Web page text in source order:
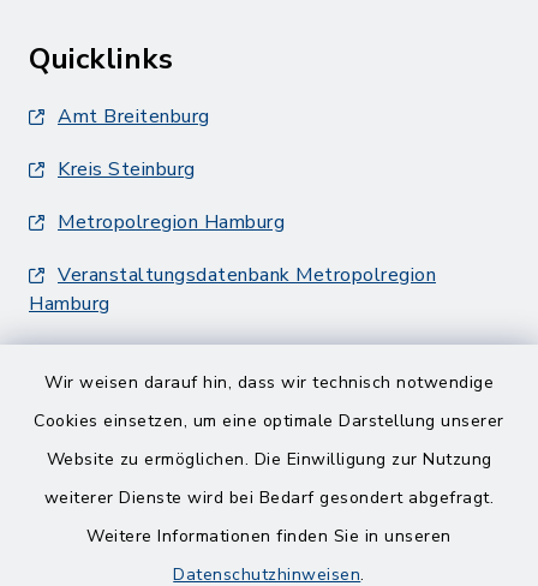
Wir weisen darauf hin, dass wir technisch notwendige
Cookies einsetzen, um eine optimale Darstellung unserer
Website zu ermöglichen. Die Einwilligung zur Nutzung
weiterer Dienste wird bei Bedarf gesondert abgefragt.
Weitere Informationen finden Sie in unseren
Datenschutzhinweisen.
Quicklinks
Amt Breitenburg
Kreis Steinburg
Metropolregion Hamburg
Veranstaltungsdatenbank Metropolregion
Hamburg
Barrierefreiheit